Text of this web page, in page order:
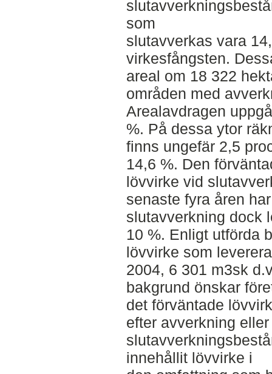
som
slutavverkas vara
virkesfångsten.
areal om 18 322
områden med
Arealavdragen
%. På dessa ytor
finns ungefär 2,5
14,6 %. Den
lövvirke vid
senaste fyra åren
slutavverkning dock
10 %. Enligt utförda
lövvirke som
2004, 6 301 m3sk
bakgrund önskar
det förväntade
efter avverkning
innehållit lövvirke i